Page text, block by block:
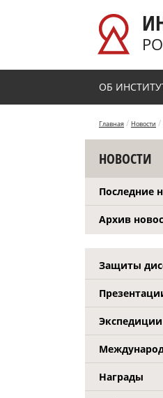
ОБ
Главная / Новости /
НОВОСТИ
Последние
Архив
Защиты
Экспедиции
Награды